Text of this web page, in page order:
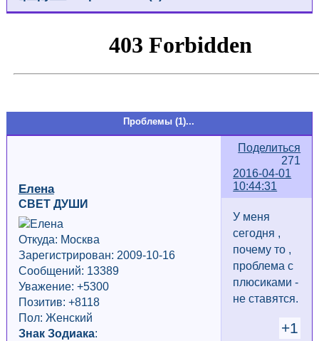
Проблемы (1)...
Поделиться
271
2016-04-01
10:44:31
Елена
СВЕТ ДУШИ
Откуда: Москва
Зарегистрирован: 2009-10-16
Сообщений: 13389
Уважение: +5300
Позитив: +8118
Пол: Женский
Знак Зодиака:
У меня
сегодня ,
почему то ,
проблема с
плюсиками -
не ставятся.
+1